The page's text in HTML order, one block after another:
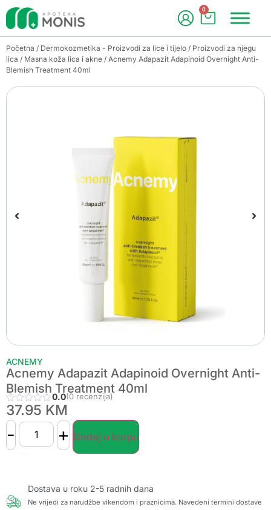
0
Početna / Dermokozmetika - Proizvodi za lice i tijelo / Proizvodi za njegu
lica / Masna koža lica i akne / Acnemy Adapazit Adapinoid Overnight Anti-
Blemish Treatment 40ml
ACNEMY
Acnemy Adapazit Adapinoid Overnight Anti-
Blemish Treatment 40ml
0.0(0 recenzija)
37.95 KM
- + Dodaj u korpu
Dostava u roku 2-5 radnih dana
Ne vrijedi za narudžbe vikendom i praznicima. Navedeni termini dostave